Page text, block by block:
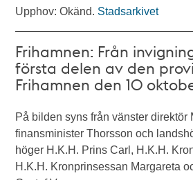
Upphov: Okänd. Stadsarkivet
Frihamnen: Från
första delen av den
Frihamnen den 10
På bilden syns från vänster direktör
finansminister Thorsson och
höger H.K.H. Prins Carl, H.K.H.
H.K.H. Kronprinsessan Margareta